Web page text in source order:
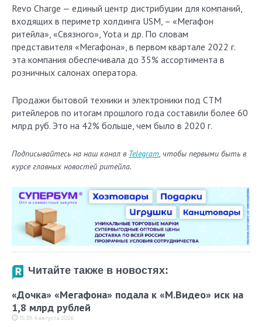
Revo Charge — единый центр дистрибуции для компаний,
входящих в периметр холдинга USM, – «Мегафон
ритейла», «Связного», Yota и др. По словам
представителя «Мегафона», в первом квартале 2022 г.
эта компания обеспечивала до 35% ассортимента в
розничных салонах оператора.
Продажи бытовой техники и электроники под СТМ
ритейлеров по итогам прошлого года составили более 60
млрд руб. Это на 42% больше, чем было в 2020 г.
Подписывайтесь на наш канал в Telegram, чтобы первыми быть в
курсе главных новостей ритейла.
Читайте также в новостях:
«Дочка» «Мегафона» подала к «М.Видео» иск на
1,8 млрд рублей
15:39, 4 августа 2026